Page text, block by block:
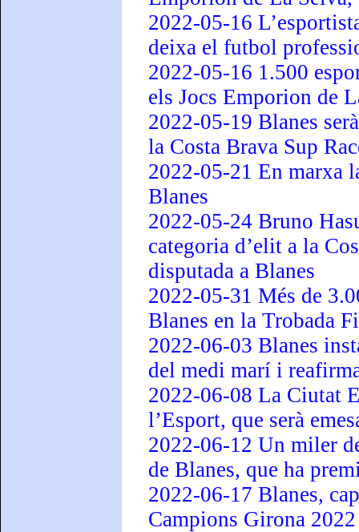
2022-05-16
deixa el futbol
2022-05-16 1.500
els Jocs Emporion de
2022-05-19 Blanes
la Costa Brava Sup
2022-05-21 En marxa
Blanes
2022-05-24 Bruno
categoria d’elit a la
disputada a Blanes
2022-05-31 Més de
Blanes en la Trobada
2022-06-03 Blanes
del medi marí i
2022-06-08 La Ciutat
l’Esport, que serà
2022-06-12 Un miler
de Blanes, que ha
2022-06-17 Blanes,
Campions Girona